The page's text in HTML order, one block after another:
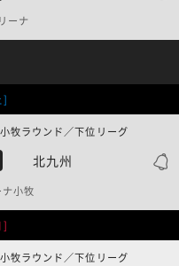
ーナ
]
北九州
ラウンド／下位リーグ
小牧
]
ラウンド／下位リーグ